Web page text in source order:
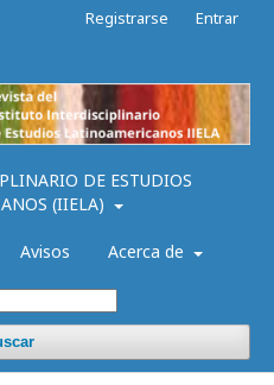
DE ESTUDIOS
(IIELA)
Avisos Acerca de
Registrarse Entrar